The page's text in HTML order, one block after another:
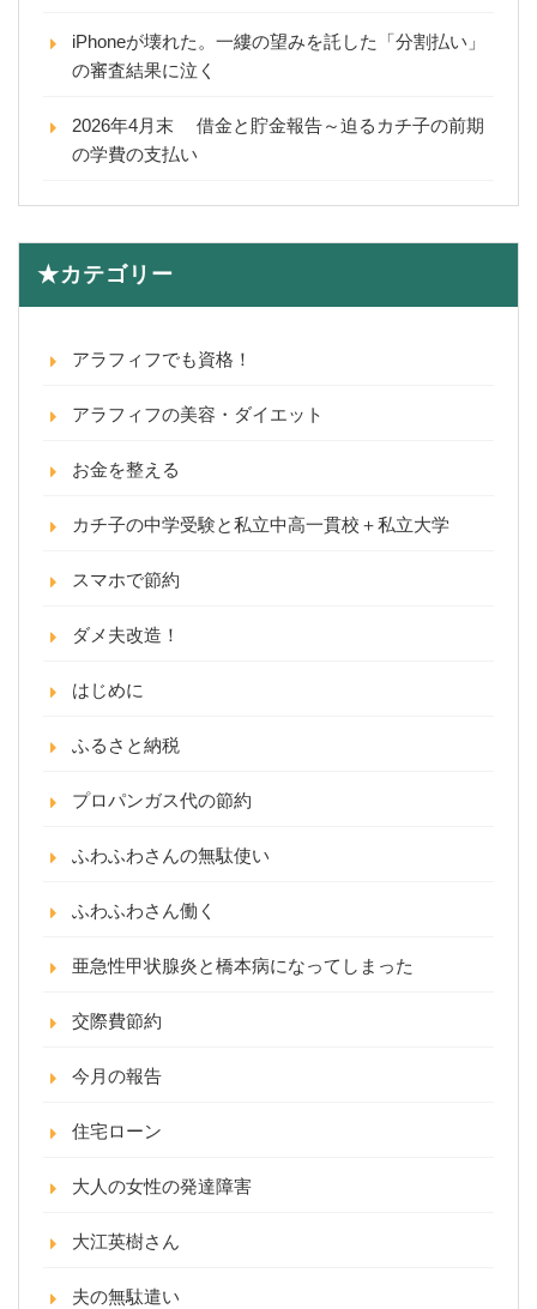
iPhoneが壊れた。一縷の望みを託した「分割払い」
の審査結果に泣く
2026年4月末 借金と貯金報告～迫るカチ子の前期
の学費の支払い
★カテゴリー
アラフィフでも資格！
アラフィフの美容・ダイエット
お金を整える
カチ子の中学受験と私立中高一貫校＋私立大学
スマホで節約
ダメ夫改造！
はじめに
ふるさと納税
プロパンガス代の節約
ふわふわさんの無駄使い
ふわふわさん働く
亜急性甲状腺炎と橋本病になってしまった
交際費節約
今月の報告
住宅ローン
大人の女性の発達障害
大江英樹さん
夫の無駄遣い